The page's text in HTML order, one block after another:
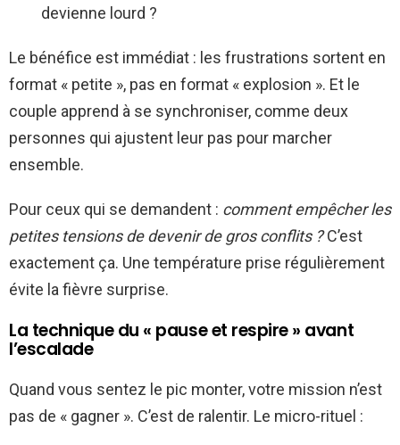
devienne lourd ?
Le bénéfice est immédiat : les frustrations sortent en
format « petite », pas en format « explosion ». Et le
couple apprend à se synchroniser, comme deux
personnes qui ajustent leur pas pour marcher
ensemble.
Pour ceux qui se demandent : comment empêcher les
petites tensions de devenir de gros conflits ?C’est
exactement ça. Une température prise régulièrement
évite la fièvre surprise.
La technique du « pause et respire » avant
l’escalade
Quand vous sentez le pic monter, votre mission n’est
pas de « gagner ». C’est de ralentir. Le micro-rituel :